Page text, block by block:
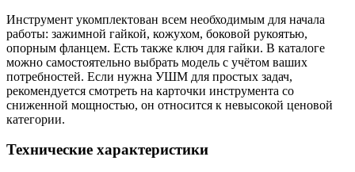
Инструмент укомплектован всем необходимым для начала
работы: зажимной гайкой, кожухом, боковой рукоятью,
опорным фланцем. Есть также ключ для гайки. В каталоге
можно самостоятельно выбрать модель с учётом ваших
потребностей. Если нужна УШМ для простых задач,
рекомендуется смотреть на карточки инструмента со
сниженной мощностью, он относится к невысокой ценовой
категории.
Технические характеристики